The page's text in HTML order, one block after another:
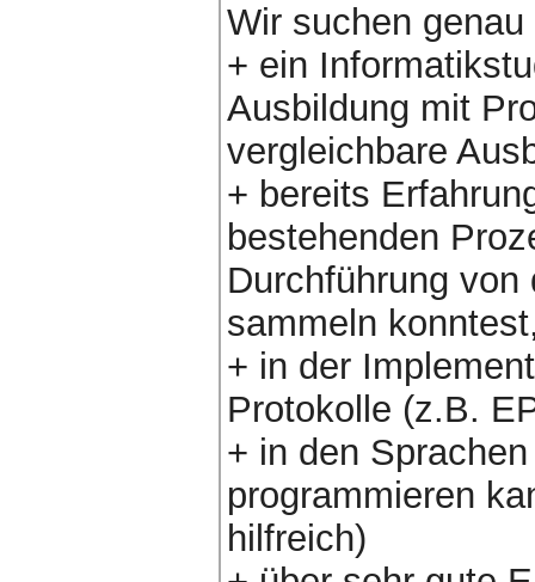
Wir suchen
+ ein
Ausbildung mit
vergleichbare
+ bereits
bestehenden
Durchführung
sammeln
+ in der
Protokolle (z.B.
+ in den
programmieren
hilfreich)